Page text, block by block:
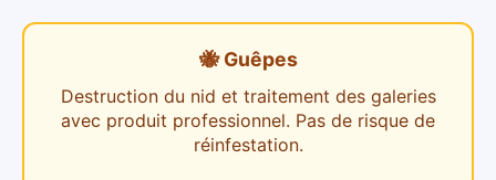
🐝 Guêpes
Destruction du nid et traitement des galeries
avec produit professionnel. Pas de risque de
réinfestation.